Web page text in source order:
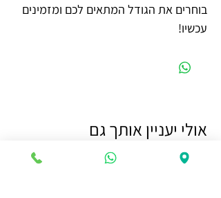
בוחרים את הגודל המתאים לכם ומזמינים
עכשיו!
אולי יעניין אותך גם